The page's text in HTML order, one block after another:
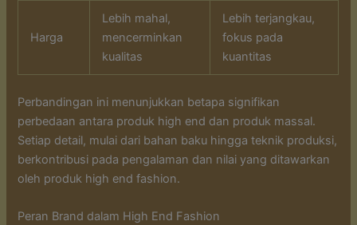
Harga
Lebih mahal,
mencerminkan
kualitas
Lebih terjangkau,
fokus pada
kuantitas
Perbandingan ini menunjukkan betapa signifikan
perbedaan antara produk high end dan produk massal.
Setiap detail, mulai dari bahan baku hingga teknik produksi,
berkontribusi pada pengalaman dan nilai yang ditawarkan
oleh produk high end fashion.
Peran Brand dalam High End Fashion